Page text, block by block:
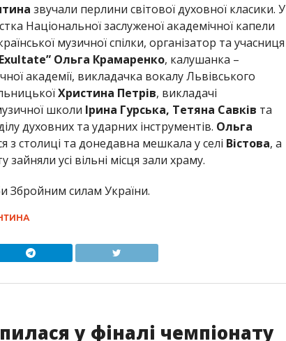
звучали перлини світової духовної класики. У
Національної заслуженої академічної капели
музичної спілки, організатор та учасниця
Ольга Крамаренко, калушанка –
академії, викладачка вокалу Львівського
Христина Петрів, викладачі
школи Ірина Гурська, Тетяна Савків та
духовних та ударних інструментів. Ольга
з столиці та донедавна мешкала у селі Вістова, а
усі вільні місця зали храму.
Збройним силам України.
у фіналі чемпіонату